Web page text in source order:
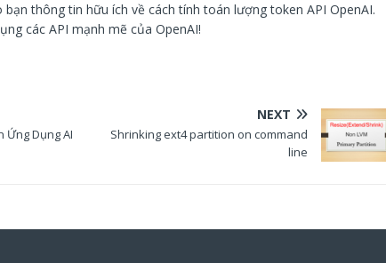
bạn thông tin hữu ích về cách tính toán lượng token API OpenAI.
các API mạnh mẽ của OpenAI!
Ứng Dụng AI
NEXT
Shrinking ext4 partition on command
line